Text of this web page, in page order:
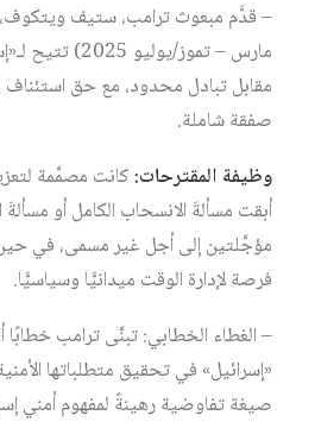
– قدَّم مبعوث ترامب، ستيف
مارس – تموز/
مقابل تبادل محدود، مع حق استئناف
صفقة شاملة.
وظيفة المقترحات:كانت مصمَّمة
أبقت مسألةَ الانسحاب الكامل أو
مؤجَّلتين إلى أجل غير مسمى، في
فرصة لإدارة الوقت ميدانيًّا وسياسيًّا.
– الغطاء الخطابي: تبنَّى ترامب خطابًا
«إسرائيل» في تحقيق متطلباتها
صيغة تفاوضية رهينةً لمفهوم أمني